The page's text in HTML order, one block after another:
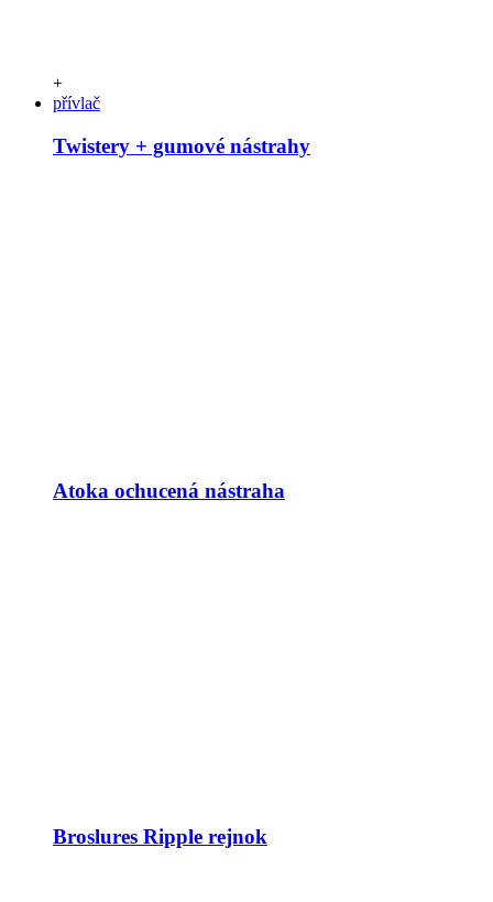
+
přívlač
Twistery + gumové nástrahy
Atoka ochucená nástraha
Broslures Ripple rejnok